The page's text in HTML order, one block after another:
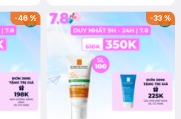
-46% -33%